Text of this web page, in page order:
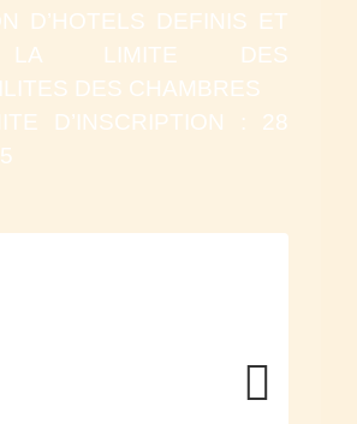
D’HOTELS DEFINIS ET
LA LIMITE DES
DES CHAMBRES
D’INSCRIPTION : 28